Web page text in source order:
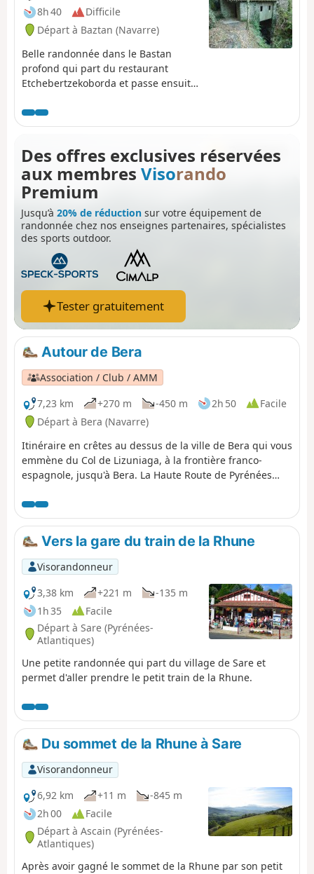
8h 40
Difficile
Départ à Baztan (Navarre)
Belle randonnée dans le Bastan
profond qui part du restaurant
Etchebertzekoborda et passe ensuite
au Palacio de Azkolegi (au sommet du
domaine de Bertiz).
Des offres exclusives réservées
aux membres Visorando
Premium
Jusqu’à 20% de réduction sur votre équipement de
randonnée chez nos enseignes partenaires, spécialistes
des sports outdoor.
Tester gratuitement
Autour de Bera
Association / Club / AMM
7,23 km
+270 m -450 m 2h 50
Facile
Départ à Bera (Navarre)
Itinéraire en crêtes au dessus de la ville de Bera qui vous
emmène du Col de Lizuniaga, à la frontière franco-
espagnole, jusqu'à Bera. La Haute Route de Pyrénées
Vers la gare du train de la Rhune
Visorandonneur
3,38 km
+221 m
-135 m
1h 35
Facile
Départ à Sare (Pyrénées-
Atlantiques)
Une petite randonnée qui part du village de Sare et
permet d'aller prendre le petit train de la Rhune.
Du sommet de la Rhune à Sare
Visorandonneur
6,92 km
+11 m
-845 m
2h 00
Facile
Départ à Ascain (Pyrénées-
Atlantiques)
Après avoir gagné le sommet de la Rhune par son petit